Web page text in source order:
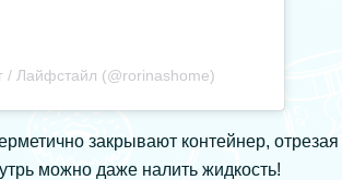
/ Лайфстайл (@rorinashome)
закрывают контейнер,
можно даже налить жидкость!